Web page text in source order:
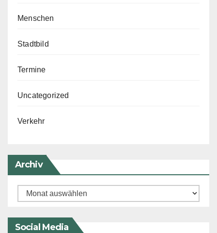
Menschen
Stadtbild
Termine
Uncategorized
Verkehr
Archiv
Archiv
Social Media